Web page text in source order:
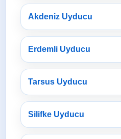
Akdeniz Uyducu
Erdemli Uyducu
Tarsus Uyducu
Silifke Uyducu